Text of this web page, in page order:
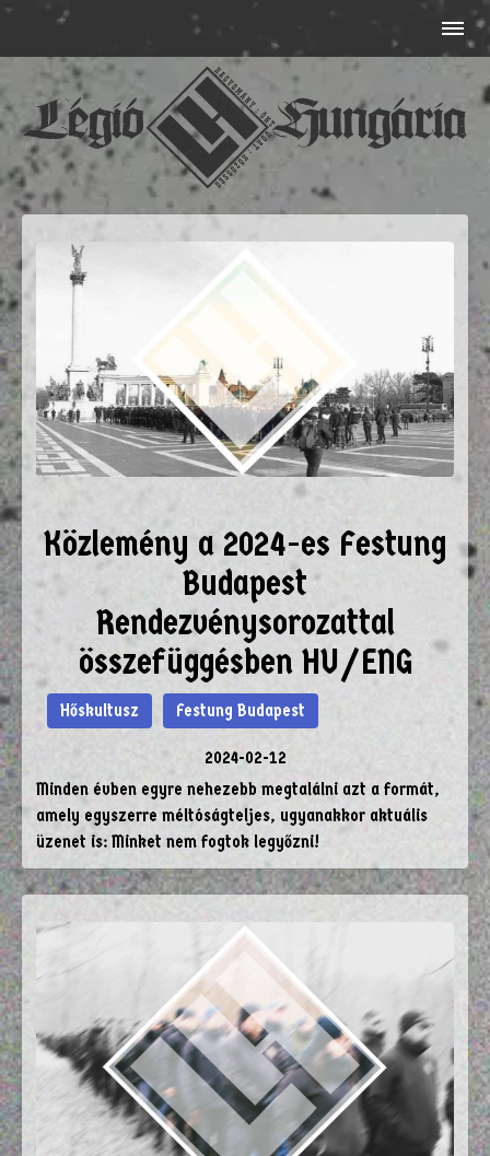
Közlemény a 2024-es Festung
Budapest
Rendezvénysorozattal
összefüggésben HU/ENG
Hőskultusz Festung Budapest
2024-02-12
Minden évben egyre nehezebb megtalálni azt a formát,
amely egyszerre méltóságteljes, ugyanakkor aktuális
üzenet is: Minket nem fogtok legyőzni!